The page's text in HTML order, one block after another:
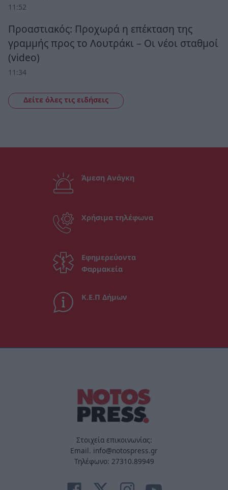
11:52
Προαστιακός: Προχωρά η επέκταση της
γραμμής προς το Λουτράκι – Οι νέοι σταθμοί
(video)
11:34
Δείτε όλες τις ειδήσεις
Άμεση Ανάγκη
Χρήσιμα τηλέφωνα
Εφημερεύοντα
Φαρμακεία
Κ.Ε.Π Δήμων
Στοιχεία επικοινωνίας:
Email. info@notospress.gr
Τηλέφωνο: 27310.89949